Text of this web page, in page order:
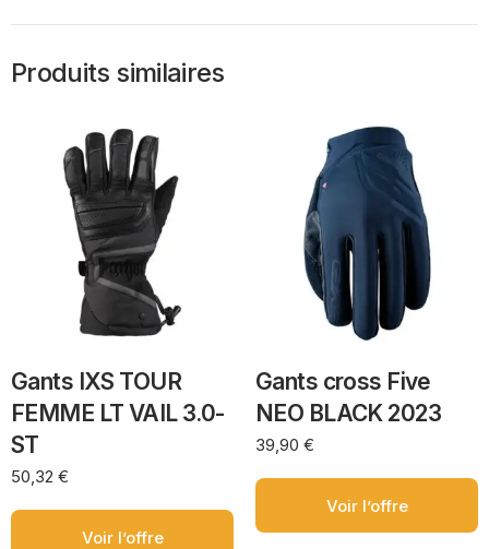
Produits similaires
Gants IXS TOUR
FEMME LT VAIL 3.0-
ST
50,32 €
Voir l’offre
Gants cross Five
NEO BLACK 2023
39,90 €
Voir l’offre